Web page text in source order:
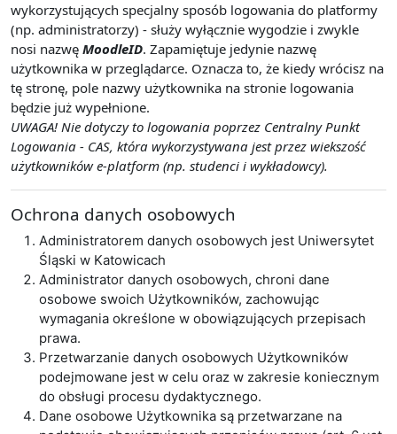
wykorzystujących specjalny sposób logowania do platformy
(np. administratorzy) - służy wyłącznie wygodzie i zwykle
nosi nazwę MoodleID. Zapamiętuje jedynie nazwę
użytkownika w przeglądarce. Oznacza to, że kiedy wrócisz na
tę stronę, pole nazwy użytkownika na stronie logowania
będzie już wypełnione.
UWAGA! Nie dotyczy to logowania poprzez Centralny Punkt
Logowania - CAS, która wykorzystywana jest przez wiekszość
użytkowników e-platform (np. studenci i wykładowcy).
Ochrona danych osobowych
Administratorem danych osobowych jest Uniwersytet
Śląski w Katowicach
Administrator danych osobowych, chroni dane
osobowe swoich Użytkowników, zachowując
wymagania określone w obowiązujących przepisach
prawa.
Przetwarzanie danych osobowych Użytkowników
podejmowane jest w celu oraz w zakresie koniecznym
do obsługi procesu dydaktycznego.
Dane osobowe Użytkownika są przetwarzane na